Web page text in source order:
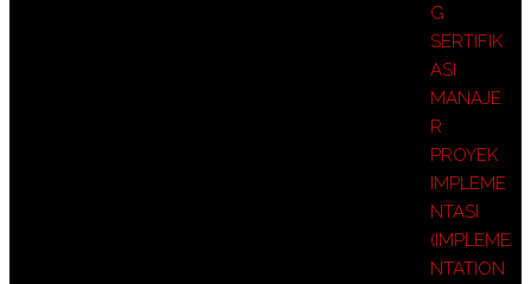
G
SERTIFIK
ASI
MANAJE
R
PROYEK
IMPLEME
NTASI
(IMPLEME
NTATION